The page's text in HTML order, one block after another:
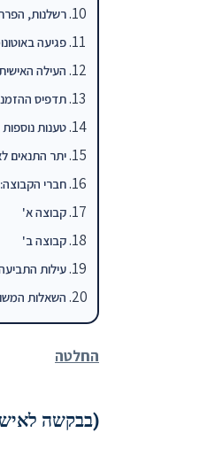
רשלנות,
פגיעה
העילה
תדפיס
טענות
יתר התנאים
חברי הקבוצה:
קבוצה א'
קבוצה ב'
עילות
השאלות
החלטה
(בבקשה